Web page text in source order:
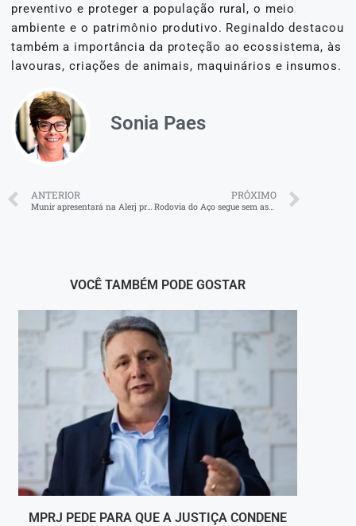
preventivo e proteger a população rural, o meio
ambiente e o patrimônio produtivo. Reginaldo destacou
também a importância da proteção ao ecossistema, às
lavouras, criações de animais, maquinários e insumos.
Sonia Paes
ANTERIOR
Munir apresentará na Alerj projeto para evangélicos
PRÓXIMO
Rodovia do Aço segue sem assistência para motoristas
VOCÊ TAMBÉM PODE GOSTAR
MPRJ PEDE PARA QUE A JUSTIÇA CONDENE